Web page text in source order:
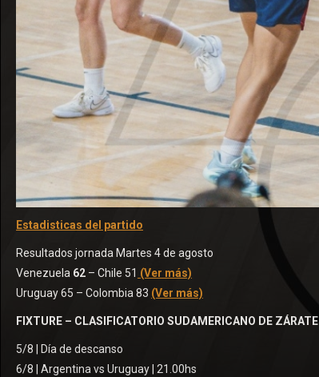
Estadisticas del partido
Resultados jornada Martes 4 de agosto
Venezuela 62 – Chile 51 (Ver más)
Uruguay 65 – Colombia 83 (Ver más)
FIXTURE – CLASIFICATORIO SUDAMERICANO DE ZÁRATE
5/8 | Día de descanso
6/8 | Argentina vs Uruguay | 21.00hs